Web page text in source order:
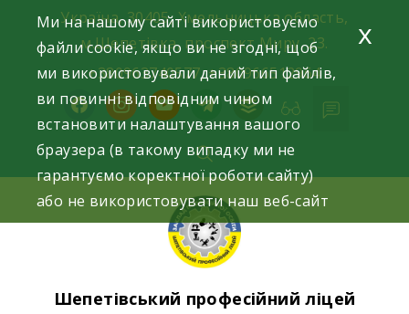
content
Україна, 30405, Хмельницька область,
м.Шепетівка, проспект Миру, 23.
+380963740577, +380966512964
facebookinstagramyoutubetelegram
buffer
Шепетівський професійний ліцей
Ми на нашому сайті використовуємо
файли cookie, якщо ви не згодні, щоб
ми використовували даний тип файлів,
ви повинні відповідним чином
встановити налаштування вашого
браузера (в такому випадку ми не
гарантуємо коректної роботи сайту)
або не використовувати наш веб-сайт
x